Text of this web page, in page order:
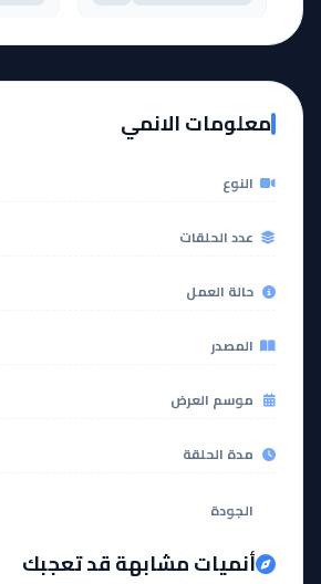
مشاهدة
12
معلومات الانمي
النوع
عدد الحلقات
حالة العمل
المصدر
موسم العرض
مدة الحلقة
الجودة
أنميات مشابهة قد تعجبك